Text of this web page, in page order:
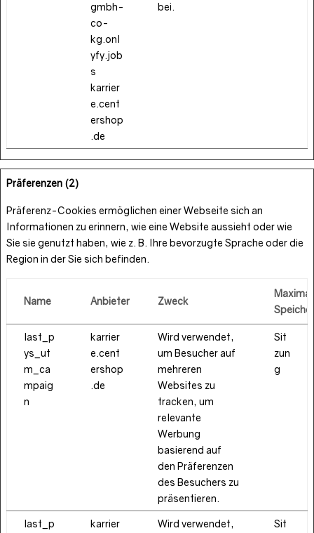
gmbh-
co-
kg.onl
yfy.job
s
karrier
e.cent
ershop
.de
bei.
Präferenzen (2)
Präferenz-Cookies ermöglichen einer Webseite sich an
Informationen zu erinnern, wie eine Website aussieht oder wie
Sie sie genutzt haben, wie z. B. Ihre bevorzugte Sprache oder die
Region in der Sie sich befinden.
Name Anbieter Zweck
last_p
ys_ut
m_ca
mpaig
n
karrier
e.cent
ershop
.de
Wird verwendet,
um Besucher auf
mehreren
Websites zu
tracken, um
relevante
Werbung
basierend auf
den Präferenzen
des Besuchers zu
präsentieren.
Sit
zun
g
last_p
karrier
Wird verwendet,
Sit